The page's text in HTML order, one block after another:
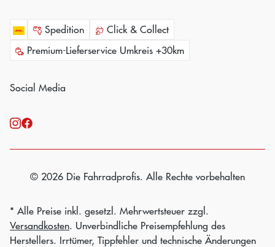
Spedition
Click & Collect
Premium-Lieferservice Umkreis +30km
Social Media
© 2026 Die Fahrradprofis. Alle Rechte vorbehalten
* Alle Preise inkl. gesetzl. Mehrwertsteuer zzgl.
Versandkosten. Unverbindliche Preisempfehlung des
Herstellers. Irrtümer, Tippfehler und technische Änderungen